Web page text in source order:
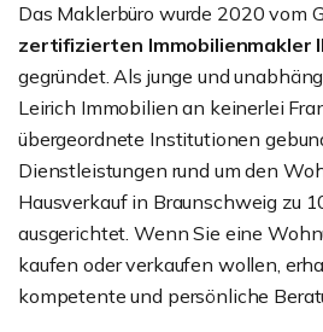
Das Maklerbüro wurde 2020 vom
zertifizierten Immobilienmakler
gegründet. Als junge und
Leirich Immobilien an keinerlei
übergeordnete Institutionen
Dienstleistungen rund um den
Hausverkauf in Braunschweig zu
ausgerichtet. Wenn Sie eine
kaufen oder verkaufen wollen,
kompetente und persönliche